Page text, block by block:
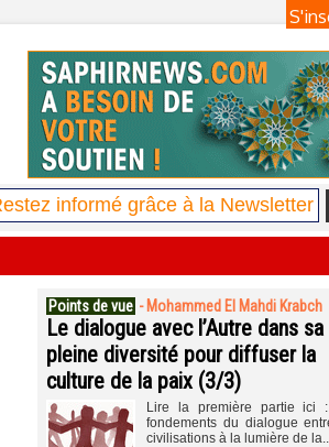
Points de vue - Mohammed El Mahdi Krabch
Le dialogue avec l’Autre dans sa
pleine diversité pour diffuser la
culture de la paix (3/3)
Lire la première partie ici
fondements du dialogue
civilisations à la lumière de